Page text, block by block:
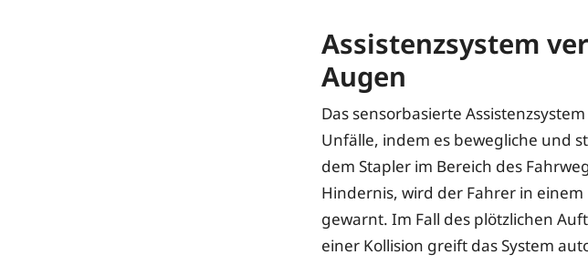
Assistenzsystem
Augen
Das sensorbasierte
Unfälle, indem es bewegliche und
dem Stapler im Bereich des
Hindernis, wird der Fahrer in
gewarnt. Im Fall des plötzlichen
einer Kollision greift das System